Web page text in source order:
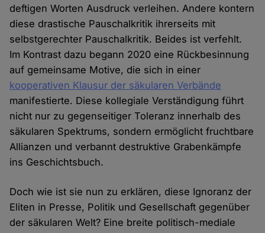
deftigen Worten Ausdruck verleihen. Andere kontern
diese drastische Pauschalkritik ihrerseits mit
selbstgerechter Pauschalkritik. Beides ist verfehlt.
Im Kontrast dazu begann 2020 eine Rückbesinnung
auf gemeinsame Motive, die sich in einer
kooperativen Klausur der säkularen Verbände
manifestierte. Diese kollegiale Verständigung führt
nicht nur zu gegenseitiger Toleranz innerhalb des
säkularen Spektrums, sondern ermöglicht fruchtbare
Allianzen und verbannt destruktive Grabenkämpfe
ins Geschichtsbuch.
Doch wie ist sie nun zu erklären, diese Ignoranz der
Eliten in Presse, Politik und Gesellschaft gegenüber
der säkularen Welt? Eine breite politisch-mediale